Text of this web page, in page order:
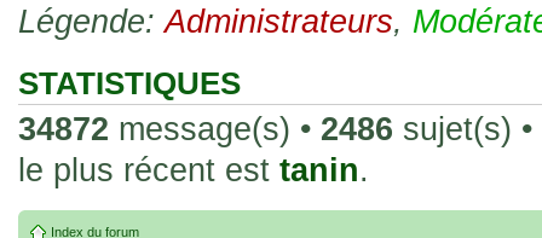
02 Juin 2023, 14:17
par
Bonjour j'ai commandé
20 , je trouve la carte vraiment très
collection les carte sont censées être
24 Oct 2022, 13:37
par
de Lucy de Cyberpunk : Edgerunners.
Légende:Administrateurs,
STATISTIQUES
34872 message(s) • 2486 sujet(s) •
le plus récent est tanin.
Index du forum